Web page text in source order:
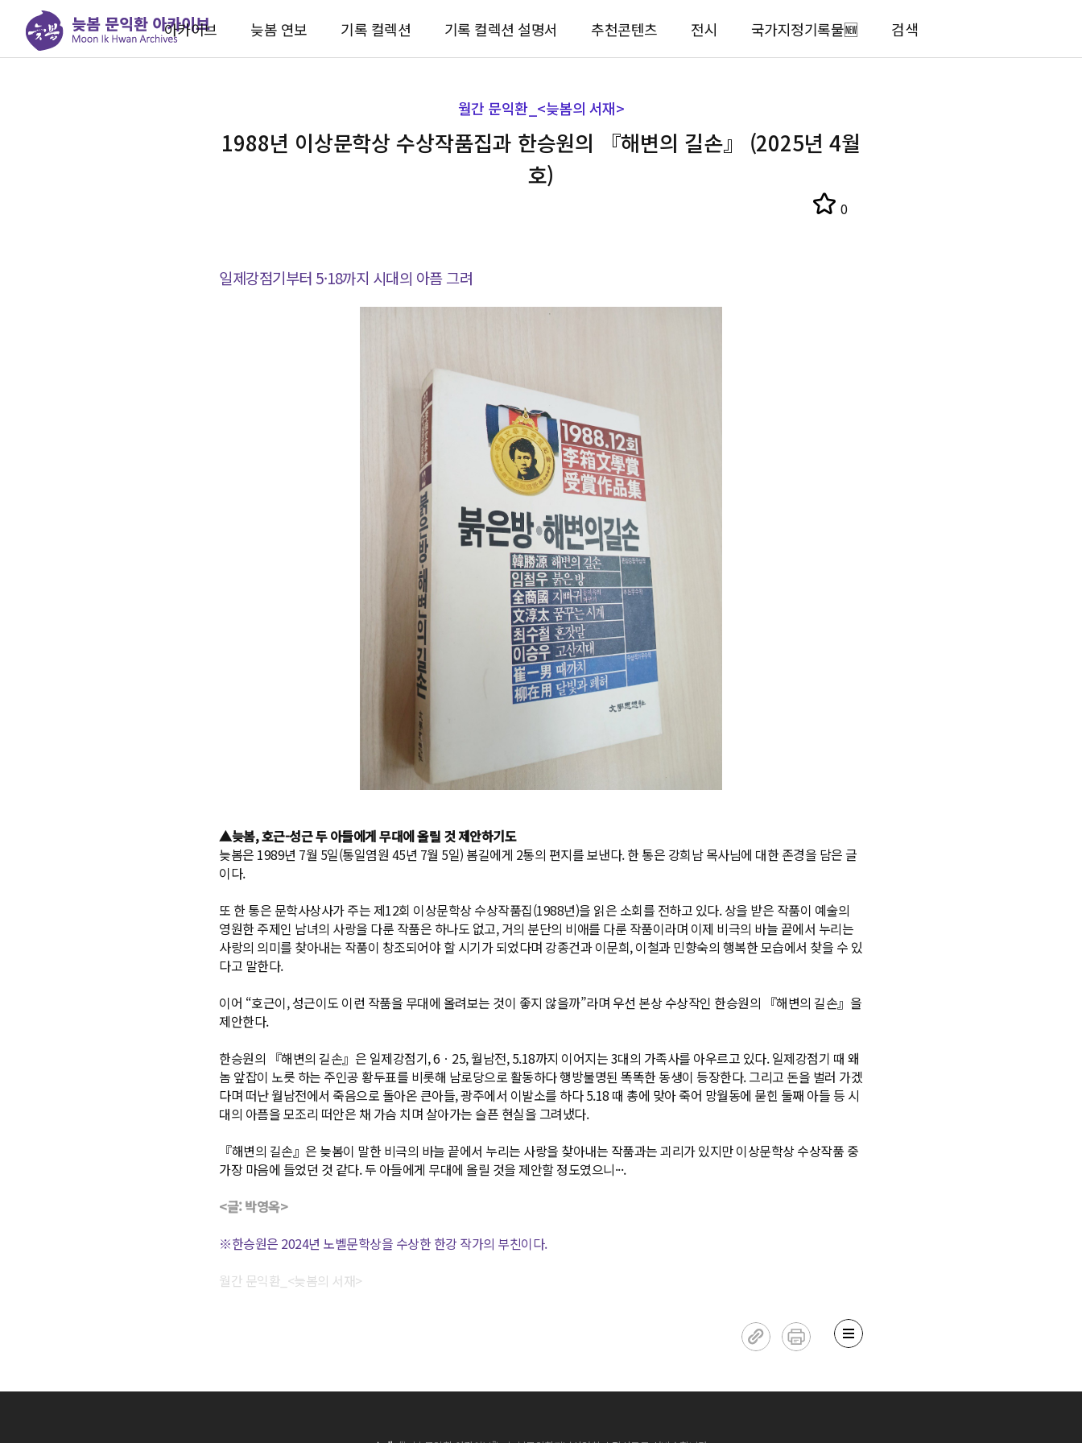
아카이브 늦봄 연보 기록 컬렉션 기록 컬렉션 설명서 추천콘텐츠 전시 국가지정기록물🆕 검색
월간 문익환_<늦봄의 서재>
1988년 이상문학상 수상작품집과 한승원의 『해변의 길손』 (2025년 4월
호)
0
일제강점기부터 5·18까지 시대의 아픔 그려
▲늦봄, 호근-성근 두 아들에게 무대에 올릴 것 제안하기도
늦봄은 1989년 7월 5일(통일염원 45년 7월 5일) 봄길에게 2통의 편지를 보낸다. 한 통은 강희남 목사님에 대한 존경을 담은 글
이다.
또 한 통은 문학사상사가 주는 제12회 이상문학상 수상작품집(1988년)을 읽은 소회를 전하고 있다. 상을 받은 작품이 예술의
영원한 주제인 남녀의 사랑을 다룬 작품은 하나도 없고, 거의 분단의 비애를 다룬 작품이라며 이제 비극의 바늘 끝에서 누리는
사랑의 의미를 찾아내는 작품이 창조되어야 할 시기가 되었다며 강종건과 이문희, 이철과 민향숙의 행복한 모습에서 찾을 수 있
다고 말한다.
이어 “호근이, 성근이도 이런 작품을 무대에 올려보는 것이 좋지 않을까”라며 우선 본상 수상작인 한승원의 『해변의 길손』을
제안한다.
한승원의 『해변의 길손』은 일제강점기, 6ㆍ25, 월남전, 5.18까지 이어지는 3대의 가족사를 아우르고 있다. 일제강점기 때 왜
놈 앞잡이 노릇 하는 주인공 황두표를 비롯해 남로당으로 활동하다 행방불명된 똑똑한 동생이 등장한다. 그리고 돈을 벌러 가겠
다며 떠난 월남전에서 죽음으로 돌아온 큰아들, 광주에서 이발소를 하다 5.18 때 총에 맞아 죽어 망월동에 묻힌 둘째 아들 등 시
대의 아픔을 모조리 떠안은 채 가슴 치며 살아가는 슬픈 현실을 그려냈다.
『해변의 길손』은 늦봄이 말한 비극의 바늘 끝에서 누리는 사랑을 찾아내는 작품과는 괴리가 있지만 이상문학상 수상작품 중
가장 마음에 들었던 것 같다. 두 아들에게 무대에 올릴 것을 제안할 정도였으니···.
<글: 박영옥>
※한승원은 2024년 노벨문학상을 수상한 한강 작가의 부친이다.
월간 문익환_<늦봄의 서재>